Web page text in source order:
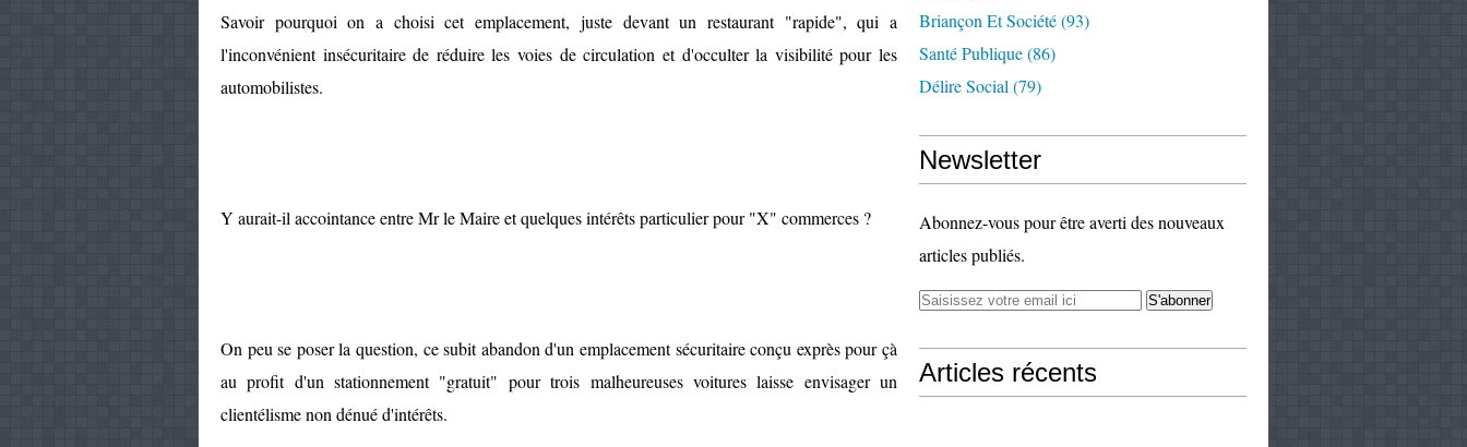
Savoir pourquoi on a choisi cet emplacement, juste devant un restaurant "rapide", qui a
l'inconvénient insécuritaire de réduire les voies de circulation et d'occulter la visibilité pour les
automobilistes.
Y aurait-il accointance entre Mr le Maire et quelques intérêts particulier pour "X" commerces ?
On peu se poser la question, ce subit abandon d'un emplacement sécuritaire conçu exprès pour çà
au profit d'un stationnement "gratuit" pour trois malheureuses voitures laisse envisager un
clientélisme non dénué d'intérêts.
Briançon Et Société(93)
Santé Publique(86)
Délire Social (79)
Newsletter
Abonnez-vous pour être averti des nouveaux
articles publiés.
Articles récents